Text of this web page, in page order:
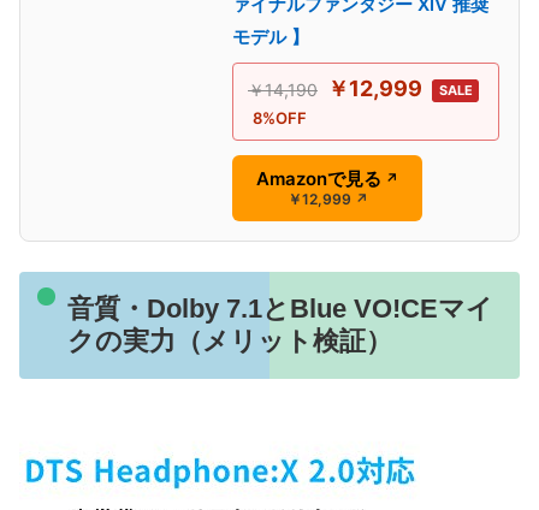
モデル 】
￥14,190 ￥12,999 SALE
8%OFF
Amazonで見る ↗
￥12,999 ↗
音質・Dolby 7.1とBlue VO!CEマイ
クの実力（メリット検証）